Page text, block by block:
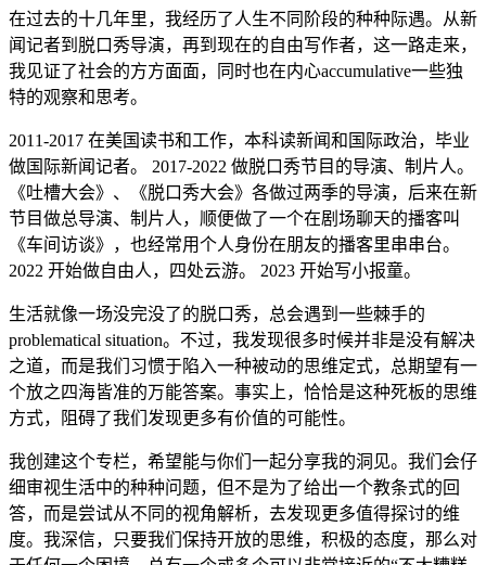
在过去的十几年里，我经历了人生不同阶段的种种际遇。从新
闻记者到脱口秀导演，再到现在的自由写作者，这一路走来，
我见证了社会的方方面面，同时也在内心accumulative一些独
特的观察和思考。
2011-2017 在美国读书和工作，本科读新闻和国际政治，毕业
做国际新闻记者。 2017-2022 做脱口秀节目的导演、制片人。
《吐槽大会》、《脱口秀大会》各做过两季的导演，后来在新
节目做总导演、制片人，顺便做了一个在剧场聊天的播客叫
《车间访谈》，也经常用个人身份在朋友的播客里串串台。
2022 开始做自由人，四处云游。 2023 开始写小报童。
生活就像一场没完没了的脱口秀，总会遇到一些棘手的
problematical situation。不过，我发现很多时候并非是没有解决
之道，而是我们习惯于陷入一种被动的思维定式，总期望有一
个放之四海皆准的万能答案。事实上，恰恰是这种死板的思维
方式，阻碍了我们发现更多有价值的可能性。
我创建这个专栏，希望能与你们一起分享我的洞见。我们会仔
细审视生活中的种种问题，但不是为了给出一个教条式的回
答，而是尝试从不同的视角解析，去发现更多值得探讨的维
度。我深信，只要我们保持开放的思维，积极的态度，那么对